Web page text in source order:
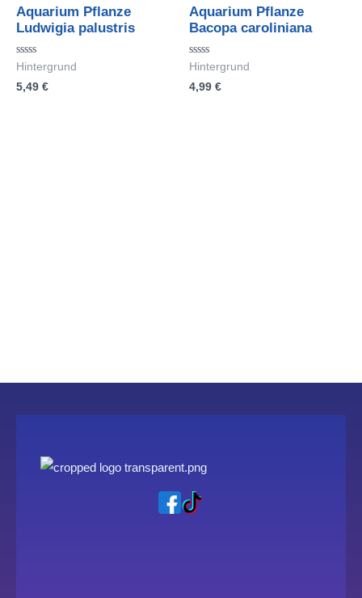
Aquarium Pflanze
Ludwigia palustris
Bewertet
0
Hintergrund
5,49 €
Aquarium Pflanze
Bacopa caroliniana
Bewertet
0
Hintergrund
4,99 €